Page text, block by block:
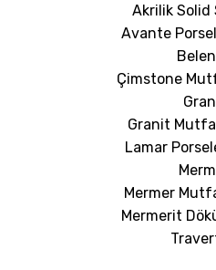
Akrilik Solid
Avante
Çimstone
Granit
Lamar
Mermer
Mermerit